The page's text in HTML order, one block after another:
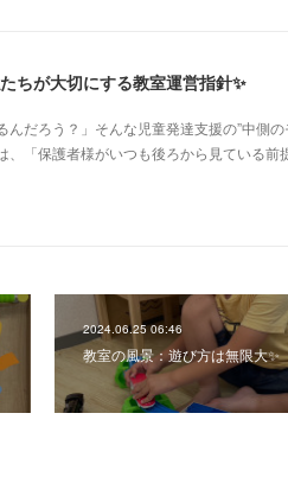
ちが大切にする教室運営指針✨
だろう？」そんな児童発達支援の”中側の
「保護者様がいつも後ろから見ている前
2024.06.25 06:46
教室の風景：遊び方は無限大✨